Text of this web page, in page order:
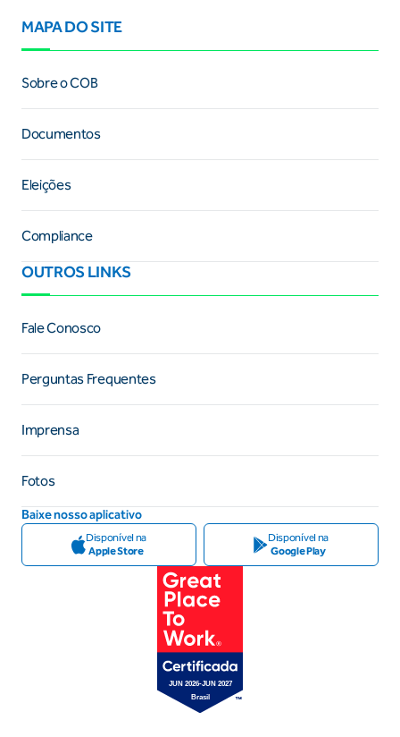
MAPA DO SITE
Sobre o COB
Documentos
Eleições
Compliance
OUTROS LINKS
Fale Conosco
Perguntas Frequentes
Imprensa
Fotos
Baixe nosso aplicativo
Disponível na
Apple Store
Disponível na
Google Play